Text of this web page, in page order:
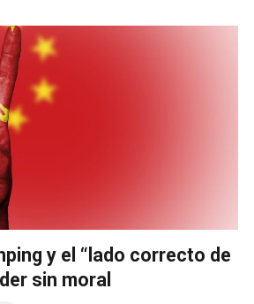
y el “lado correcto de
sin moral